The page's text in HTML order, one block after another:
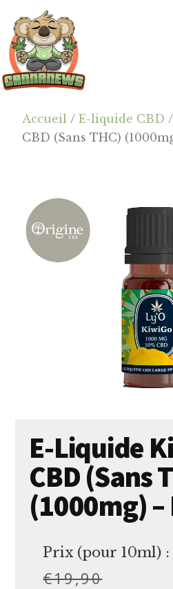
contenu
principal
barre
latérale
principale
footer
Cannanews.fr
Accueil /E-liquide CBD
CBD (Sans THC)
E-Liquide
CBD (Sans
(1000mg) –
Prix (pour 10ml) :
€19,90